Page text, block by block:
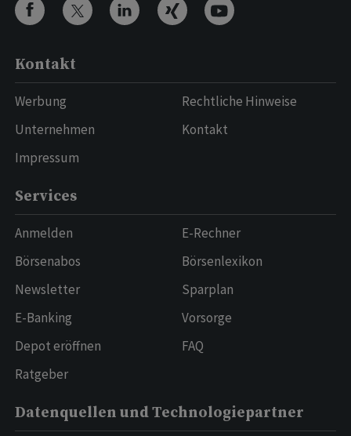
Kontakt
Werbung
Unternehmen
Impressum
Rechtliche Hinweise
Kontakt
Services
Anmelden
Börsenabos
Newsletter
E-Banking
Depot eröffnen
Ratgeber
E-Rechner
Börsenlexikon
Sparplan
Vorsorge
FAQ
Datenquellen und Technologiepartner